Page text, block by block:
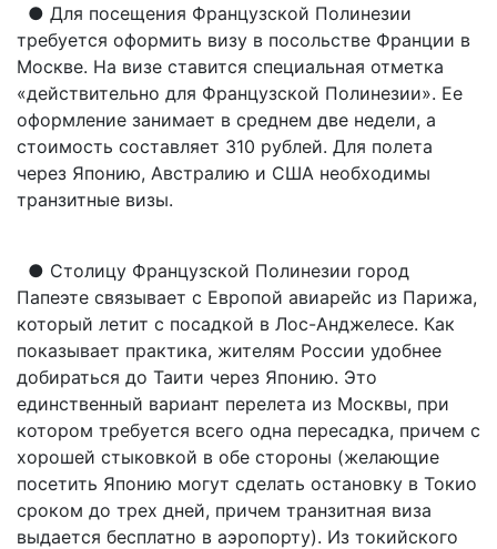
● Для посещения Французской Полинезии
требуется оформить визу в посольстве Франции в
Москве. На визе ставится специальная отметка
«действительно для Французской Полинезии». Ее
оформление занимает в среднем две недели, а
стоимость составляет 310 рублей. Для полета
через Японию, Австралию и США необходимы
транзитные визы.
● Столицу Французской Полинезии город
Папеэте связывает с Европой авиарейс из Парижа,
который летит с посадкой в Лос-Анджелесе. Как
показывает практика, жителям России удобнее
добираться до Таити через Японию. Это
единственный вариант перелета из Москвы, при
котором требуется всего одна пересадка, причем с
хорошей стыковкой в обе стороны (желающие
посетить Японию могут сделать остановку в Токио
сроком до трех дней, причем транзитная виза
выдается бесплатно в аэропорту). Из токийского